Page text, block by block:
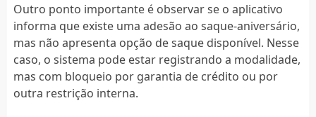
Outro ponto importante é observar se o aplicativo
informa que existe uma adesão ao saque-aniversário,
mas não apresenta opção de saque disponível. Nesse
caso, o sistema pode estar registrando a modalidade,
mas com bloqueio por garantia de crédito ou por
outra restrição interna.